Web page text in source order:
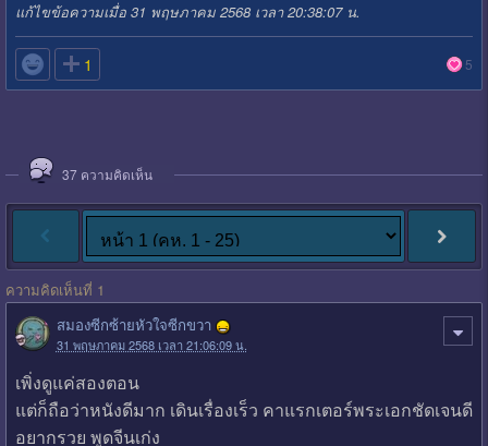
แก้ไขข้อความเมื่อ 31 พฤษภาคม 2568 เวลา 20:38:07 น.
 1 5
37 ความคิดเห็น
ความคิดเห็นที่ 1
สมองซีกซ้ายหัวใจซีกขวา
31 พฤษภาคม 2568 เวลา 21:06:09 น.
เพิ่งดูแค่สองตอน
แต่ก็ถือว่าหนังดีมาก เดินเรื่องเร็ว คาแรกเตอร์​พระเอกชัดเจนดี
อยากรวย พูดจีนเก่ง